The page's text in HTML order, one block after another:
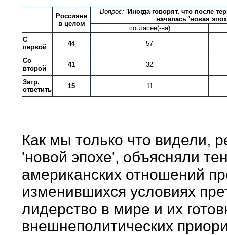
Россияне
в целом
Вопрос: 'Иногда говорят, что после
началась 'новая
согласен(-на)
С
первой
44 57
Со
второй
41 32
Затр.
ответить
15 11
Как мы только что видели,
'новой эпохе', объясняли
американских отношений
изменившихся условиях
лидерство в мире и их
внешнеполитических